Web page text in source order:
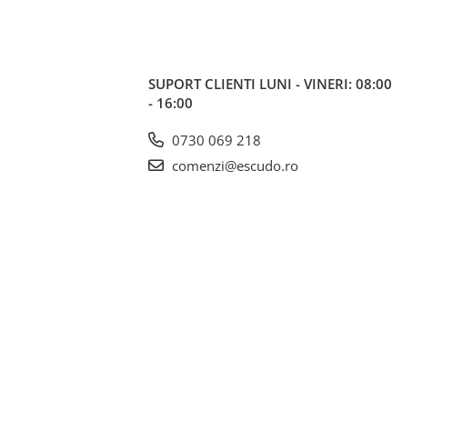
SUPORT CLIENTI LUNI - VINERI: 08:00
- 16:00
0730 069 218
comenzi@escudo.ro